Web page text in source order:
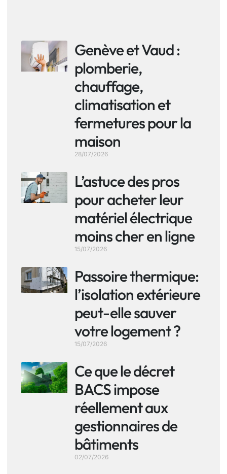
Genève et Vaud :
plomberie,
chauffage,
climatisation et
fermetures pour la
maison
28/07/2026
L’astuce des pros
pour acheter leur
matériel électrique
moins cher en ligne
15/07/2026
Passoire thermique:
l’isolation extérieure
peut-elle sauver
votre logement ?
15/07/2026
Ce que le décret
BACS impose
réellement aux
gestionnaires de
bâtiments
02/07/2026